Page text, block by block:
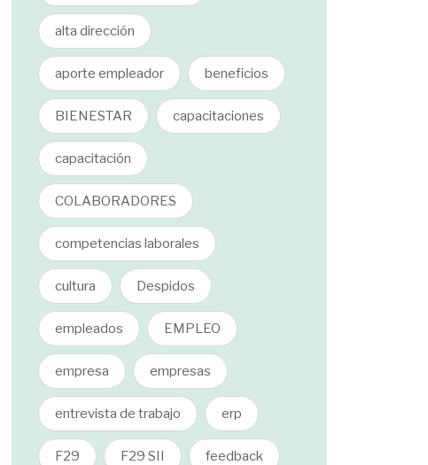
alta dirección
aporte empleador beneficios
BIENESTAR capacitaciones
capacitación
COLABORADORES
competencias laborales
cultura Despidos
empleados EMPLEO
empresa empresas
entrevista de trabajo erp
F29 F29 SII feedback